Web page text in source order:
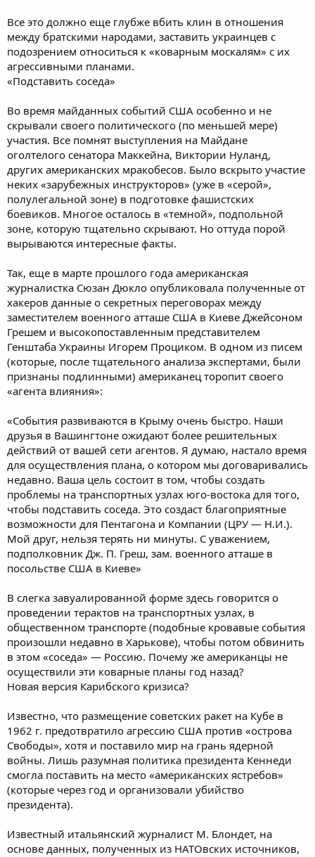
Все это должно еще глубже вбить клин в отношения
между братскими народами, заставить украинцев с
подозрением относиться к «коварным москалям» с их
агрессивными планами.
«Подставить соседа»
Во время майданных событий США особенно и не
скрывали своего политического (по меньшей мере)
участия. Все помнят выступления на Майдане
оголтелого сенатора Маккейна, Виктории Нуланд,
других американских мракобесов. Было вскрыто участие
неких «зарубежных инструкторов» (уже в «серой»,
полулегальной зоне) в подготовке фашистских
боевиков. Многое осталось в «темной», подпольной
зоне, которую тщательно скрывают. Но оттуда порой
вырываются интересные факты.
Так, еще в марте прошлого года американская
журналистка Сюзан Дюкло опубликовала полученные от
хакеров данные о секретных переговорах между
заместителем военного атташе США в Киеве Джейсоном
Грешем и высокопоставленным представителем
Генштаба Украины Игорем Проциком. В одном из писем
(которые, после тщательного анализа экспертами, были
признаны подлинными) американец торопит своего
«агента влияния»:
«События развиваются в Крыму очень быстро. Наши
друзья в Вашингтоне ожидают более решительных
действий от вашей сети агентов. Я думаю, настало время
для осуществления плана, о котором мы договаривались
недавно. Ваша цель состоит в том, чтобы создать
проблемы на транспортных узлах юго-востока для того,
чтобы подставить соседа. Это создаст благоприятные
возможности для Пентагона и Компании (ЦРУ — Н.И.).
Мой друг, нельзя терять ни минуты. С уважением,
подполковник Дж. П. Греш, зам. военного атташе в
посольстве США в Киеве»
В слегка завуалированной форме здесь говорится о
проведении терактов на транспортных узлах, в
общественном транспорте (подобные кровавые события
произошли недавно в Харькове), чтобы потом обвинить
в этом «соседа» — Россию. Почему же американцы не
осуществили эти коварные планы год назад?
Новая версия Карибского кризиса?
Известно, что размещение советских ракет на Кубе в
1962 г. предотвратило агрессию США против «острова
Свободы», хотя и поставило мир на грань ядерной
войны. Лишь разумная политика президента Кеннеди
смогла поставить на место «американских ястребов»
(которые через год и организовали убийство
президента).
Известный итальянский журналист М. Блондет, на
основе данных, полученных из НАТОвских источников,